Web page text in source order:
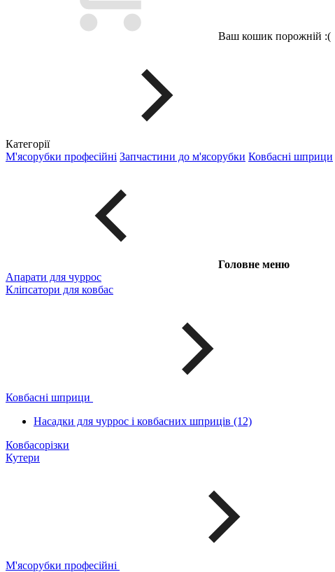
Ваш кошик порожній :(
Категорії
М'ясорубки професійні Запчастини до м'ясорубки Ковбасні шприци
Головне меню
Апарати для чуррос
Кліпсатори для ковбас
Ковбасні шприци
Насадки для чуррос і ковбасних шприців (12)
Ковбасорізки
Кутери
М'ясорубки професійні